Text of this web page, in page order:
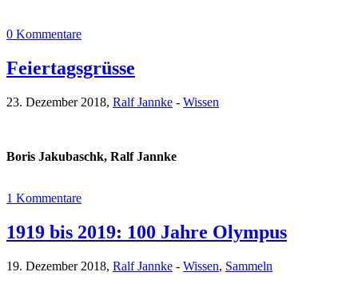
0 Kommentare
Feiertagsgrüsse
23. Dezember 2018, Ralf Jannke - Wissen
Boris Jakubaschk, Ralf Jannke
1 Kommentare
1919 bis 2019: 100 Jahre Olympus
19. Dezember 2018, Ralf Jannke - Wissen, Sammeln